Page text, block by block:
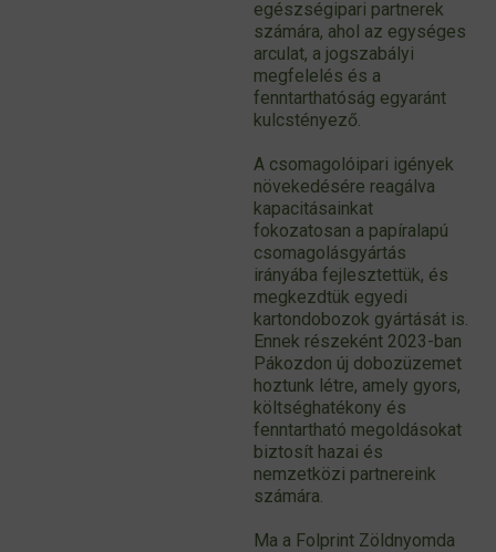
egészségipari partnerek
számára, ahol az egységes
arculat, a jogszabályi
megfelelés és a
fenntarthatóság egyaránt
kulcstényező.
A csomagolóipari igények
növekedésére reagálva
kapacitásainkat
fokozatosan a papíralapú
csomagolásgyártás
irányába fejlesztettük, és
megkezdtük egyedi
kartondobozok gyártását is.
Ennek részeként 2023-ban
Pákozdon új dobozüzemet
hoztunk létre, amely gyors,
költséghatékony és
fenntartható megoldásokat
biztosít hazai és
nemzetközi partnereink
számára.
Ma a Folprint Zöldnyomda